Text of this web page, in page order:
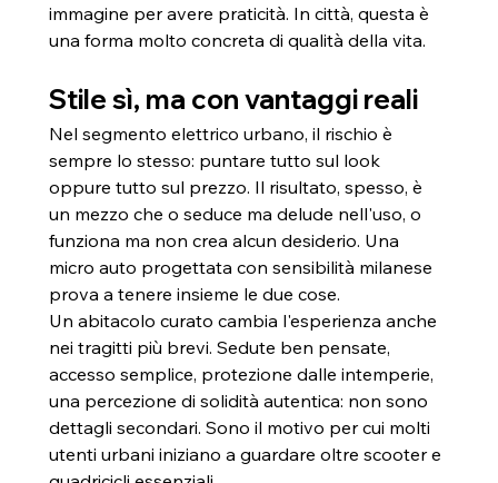
immagine per avere praticità. In città, questa è
una forma molto concreta di qualità della vita.
Stile sì, ma con vantaggi reali
Nel segmento elettrico urbano, il rischio è
sempre lo stesso: puntare tutto sul look
oppure tutto sul prezzo. Il risultato, spesso, è
un mezzo che o seduce ma delude nell'uso, o
funziona ma non crea alcun desiderio. Una
micro auto progettata con sensibilità milanese
prova a tenere insieme le due cose.
Un abitacolo curato cambia l'esperienza anche
nei tragitti più brevi. Sedute ben pensate,
accesso semplice, protezione dalle intemperie,
una percezione di solidità autentica: non sono
dettagli secondari. Sono il motivo per cui molti
utenti urbani iniziano a guardare oltre scooter e